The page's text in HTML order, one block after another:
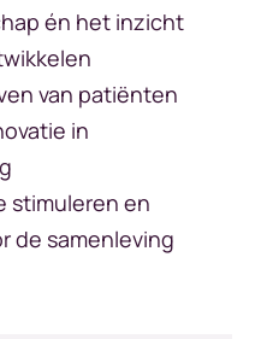
én het inzicht
van patiënten
in
stimuleren en
de samenleving